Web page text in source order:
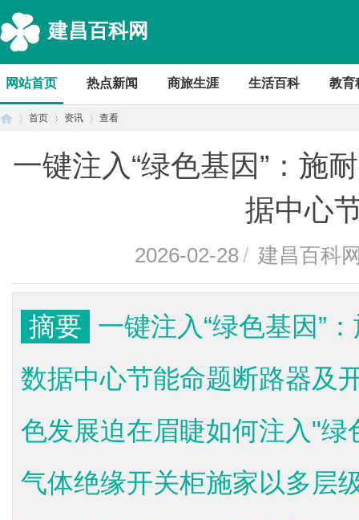
建昌百科网
网站首页 热点新闻 商旅生涯 生活百科 教育
首页 资讯 查看
一键注入“绿色基因”：施
据中心
2026-02-28/ 建昌百科
摘要
一键注入“绿色基因”
数据中心节能命题断路器及
色发展迫在眉睫如何注入"
气体绝缘开关柜施家以多层